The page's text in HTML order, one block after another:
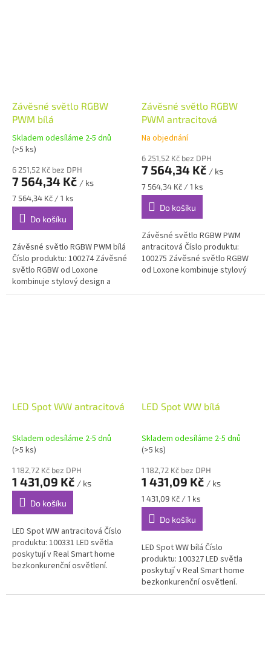
Závěsné světlo RGBW
PWM bílá
Skladem odesíláme 2-5 dnů
(>5 ks)
6 251,52 Kč bez DPH
7 564,34 Kč / ks
Měrná
cena:
7 564,34 Kč / 1 ks
Do košíku
Závěsné světlo RGBW PWM bílá
Číslo produktu: 100274 Závěsné
světlo RGBW od Loxone
kombinuje stylový design a
jedinečné světelné vlastnosti.
Závěsné světlo RGBW
PWM antracitová
Na objednání
6 251,52 Kč bez DPH
7 564,34 Kč / ks
Měrná
cena:
7 564,34 Kč / 1 ks
Do košíku
Závěsné světlo RGBW PWM
antracitová Číslo produktu:
100275 Závěsné světlo RGBW
od Loxone kombinuje stylový
vlastnosti. Převratná...
LED Spot WW antracitová
Skladem odesíláme 2-5 dnů
(>5 ks)
1 182,72 Kč bez DPH
1 431,09 Kč / ks
Do košíku
LED Spot WW antracitová Číslo
produktu: 100331 LED světla
poskytují v Real Smart home
bezkonkurenční osvětlení.
LED Spot WW bílá
Skladem odesíláme 2-5 dnů
(>5 ks)
1 182,72 Kč bez DPH
1 431,09 Kč / ks
Měrná
cena:
1 431,09 Kč / 1 ks
Do košíku
LED Spot WW bílá Číslo
produktu: 100327 LED světla
poskytují v Real Smart home
bezkonkurenční osvětlení.
Geniální světelná architektura a